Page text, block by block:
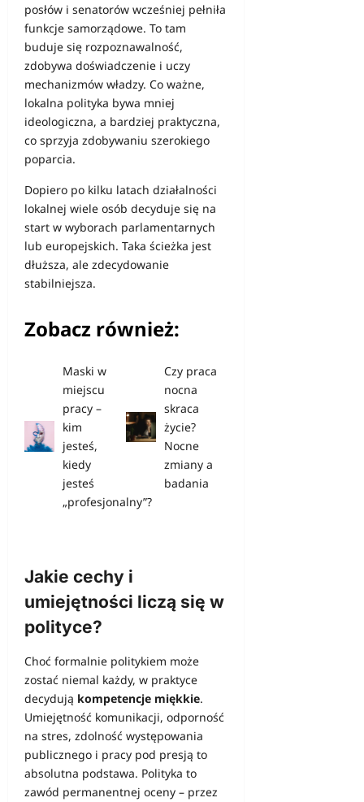
posłów i senatorów wcześniej pełniła
funkcje samorządowe. To tam
buduje się rozpoznawalność,
zdobywa doświadczenie i uczy
mechanizmów władzy. Co ważne,
lokalna polityka bywa mniej
ideologiczna, a bardziej praktyczna,
co sprzyja zdobywaniu szerokiego
poparcia.
Dopiero po kilku latach działalności
lokalnej wiele osób decyduje się na
start w wyborach parlamentarnych
lub europejskich. Taka ścieżka jest
dłuższa, ale zdecydowanie
stabilniejsza.
Zobacz również:
Maski w
miejscu
pracy –
kim
jesteś,
kiedy
jesteś
„profesjonalny”?
Czy praca
nocna
skraca
życie?
Nocne
zmiany a
badania
Jakie cechy i
umiejętności liczą się w
polityce?
Choć formalnie politykiem może
zostać niemal każdy, w praktyce
decydują kompetencje miękkie.
Umiejętność komunikacji, odporność
na stres, zdolność występowania
publicznego i pracy pod presją to
absolutna podstawa. Polityka to
zawód permanentnej oceny – przez